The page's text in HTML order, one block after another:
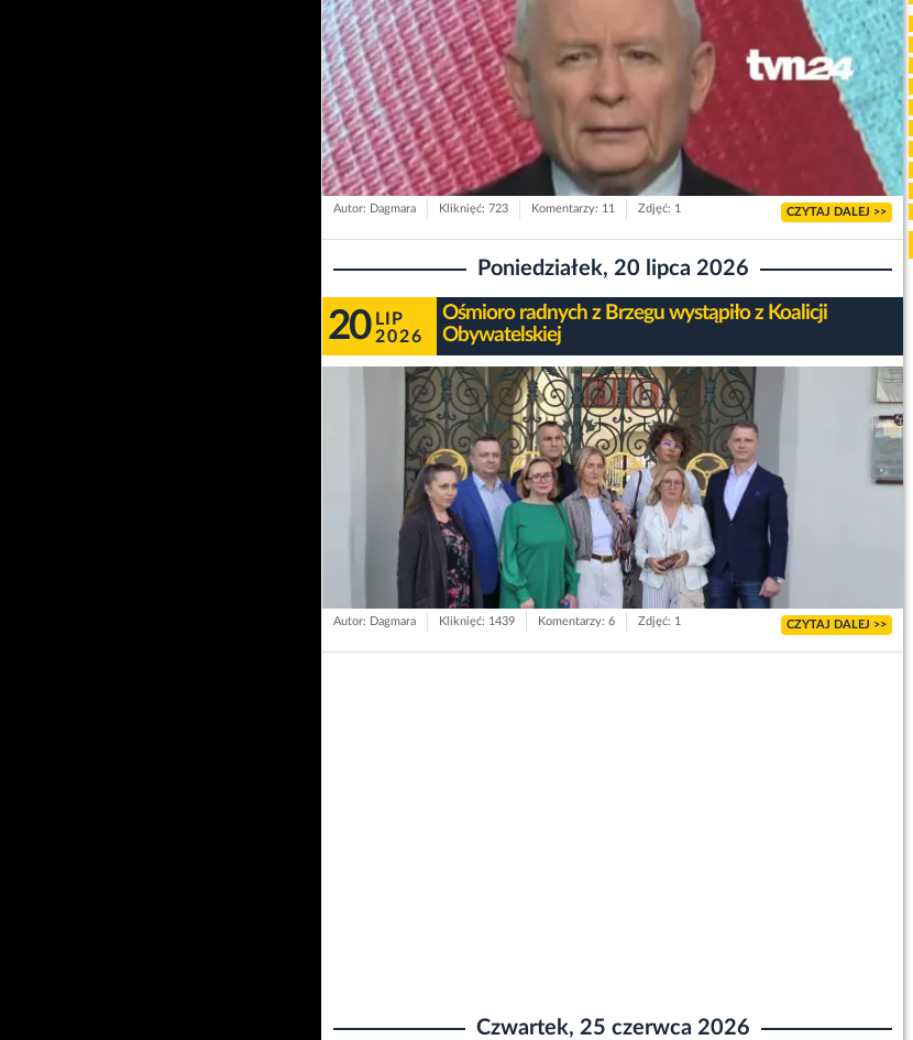
Autor: Dagmara Kliknięć: 723 Komentarzy: 11 Zdjęć: 1 CZYTAJ DALEJ >>
Poniedziałek, 20 lipca 2026
20 LIP
2026
Ośmioro radnych z Brzegu wystąpiło z Koalicji
Obywatelskiej
Autor: Dagmara Kliknięć: 1439 Komentarzy: 6 Zdjęć: 1 CZYTAJ DALEJ >>
Czwartek, 25 czerwca 2026